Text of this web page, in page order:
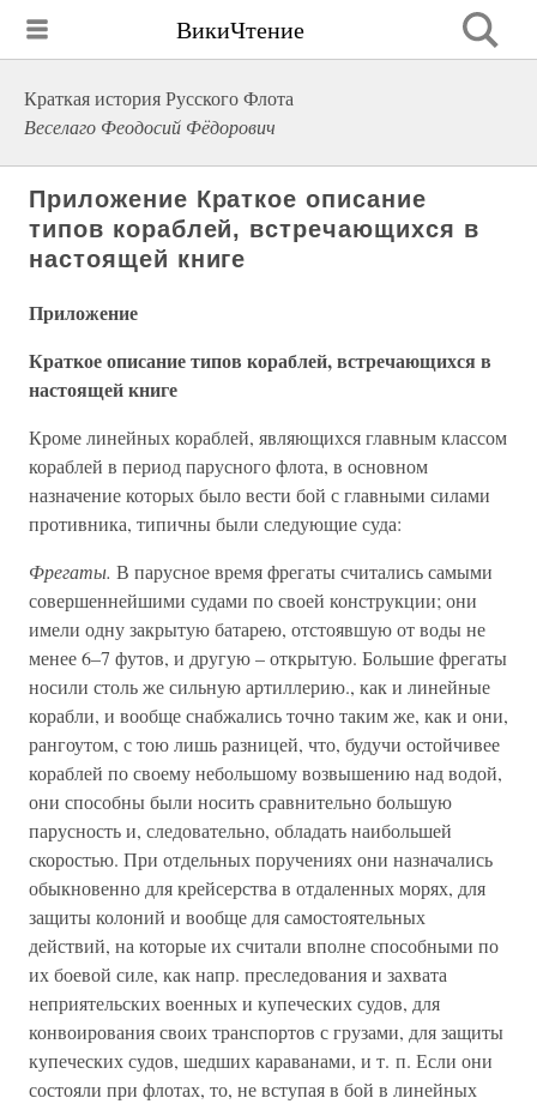
ВикиЧтение
Краткая история Русского Флота
Веселаго Феодосий Фёдорович
Приложение Краткое описание
типов кораблей, встречающихся в
настоящей книге
Приложение
Краткое описание типов кораблей, встречающихся в
настоящей книге
Кроме линейных кораблей, являющихся главным классом
кораблей в период парусного флота, в основном
назначение которых было вести бой с главными силами
противника, типичны были следующие суда:
Фрегаты. В парусное время фрегаты считались самыми
совершеннейшими судами по своей конструкции; они
имели одну закрытую батарею, отстоявшую от воды не
менее 6–7 футов, и другую – открытую. Большие фрегаты
носили столь же сильную артиллерию., как и линейные
корабли, и вообще снабжались точно таким же, как и они,
рангоутом, с тою лишь разницей, что, будучи остойчивее
кораблей по своему небольшому возвышению над водой,
они способны были носить сравнительно большую
парусность и, следовательно, обладать наибольшей
скоростью. При отдельных поручениях они назначались
обыкновенно для крейсерства в отдаленных морях, для
защиты колоний и вообще для самостоятельных
действий, на которые их считали вполне способными по
их боевой силе, как напр. преследования и захвата
неприятельских военных и купеческих судов, для
конвоирования своих транспортов с грузами, для защиты
купеческих судов, шедших караванами, и т. п. Если они
состояли при флотах, то, не вступая в бой в линейных